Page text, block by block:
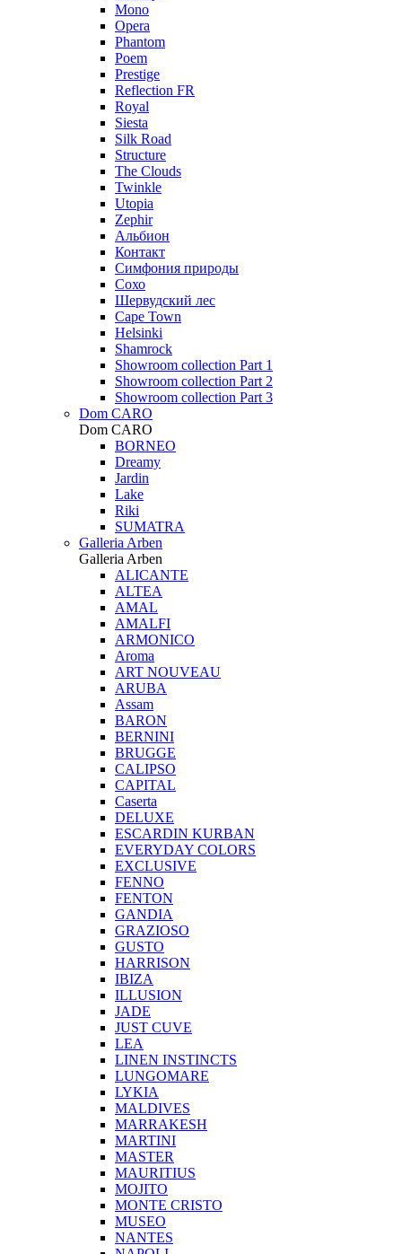
Mono
Opera
Phantom
Poem
Prestige
Reflection FR
Royal
Siesta
Silk Road
Structure
The Clouds
Twinkle
Utopia
Zephir
Альбион
Контакт
Симфония природы
Сохо
Шервудский лес
Cape Town
Helsinki
Shamrock
Showroom collection Part 1
Showroom collection Part 2
Showroom collection Part 3
Dom CARO
Dom CARO
BORNEO
Dreamy
Jardin
Lake
Riki
SUMATRA
Galleria Arben
Galleria Arben
ALICANTE
ALTEA
AMAL
AMALFI
ARMONICO
Aroma
ART NOUVEAU
ARUBA
Assam
BARON
BERNINI
BRUGGE
CALIPSO
CAPITAL
Caserta
DELUXE
ESCARDIN KURBAN
EVERYDAY COLORS
EXCLUSIVE
FENNO
FENTON
GANDIA
GRAZIOSO
GUSTO
HARRISON
IBIZA
ILLUSION
JADE
JUST CUVE
LEA
LINEN INSTINCTS
LUNGOMARE
LYKIA
MALDIVES
MARRAKESH
MARTINI
MASTER
MAURITIUS
MOJITO
MONTE CRISTO
MUSEO
NANTES